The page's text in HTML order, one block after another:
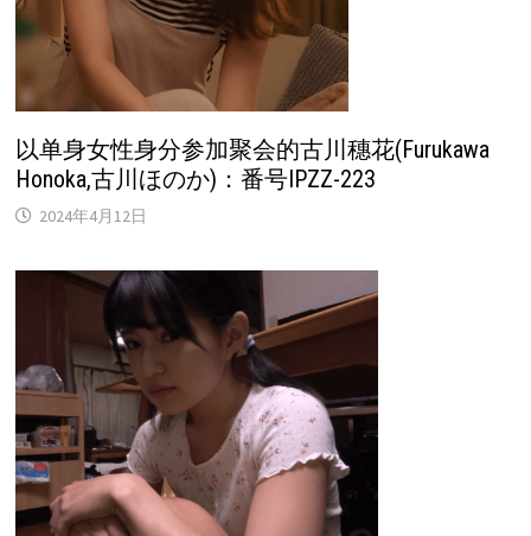
以单身女性身分参加聚会的古川穗花(Furukawa
Honoka,古川ほのか)：番号IPZZ-223
2024年4月12日